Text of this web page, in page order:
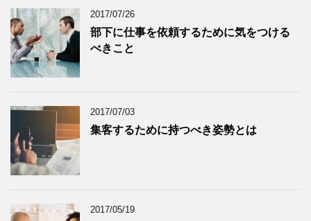
2017/07/26
部下に仕事を依頼するために気をつける
べきこと
2017/07/03
集客するために持つべき姿勢とは
2017/05/19